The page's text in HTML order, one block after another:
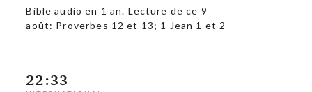
Bible audio en 1 an. Lecture de ce 9
août: Proverbes 12 et 13; 1 Jean 1 et 2
22:33